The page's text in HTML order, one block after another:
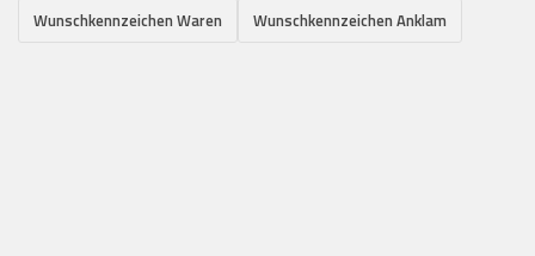
Wunschkennzeichen Waren
Wunschkennzeichen Anklam